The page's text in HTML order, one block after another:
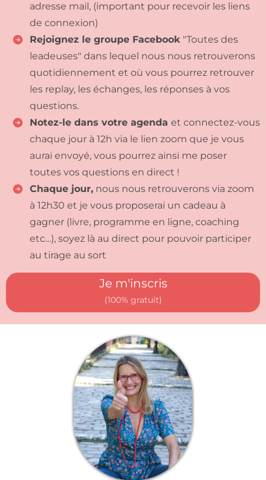
adresse mail, (important pour recevoir les liens
de connexion)
Rejoignez le groupe Facebook "Toutes des
leadeuses" dans lequel nous nous retrouverons
quotidiennement et où vous pourrez retrouver
les replay, les échanges, les réponses à vos
questions.
Notez-le dans votre agenda et connectez-vous
chaque jour à 12h via le lien zoom que je vous
aurai envoyé, vous pourrez ainsi me poser
toutes vos questions en direct !
Chaque jour, nous nous retrouverons via zoom
à 12h30 et je vous proposerai un cadeau à
gagner (livre, programme en ligne, coaching
etc…), soyez là au direct pour pouvoir participer
au tirage au sort
Je m'inscris
(100% gratuit)